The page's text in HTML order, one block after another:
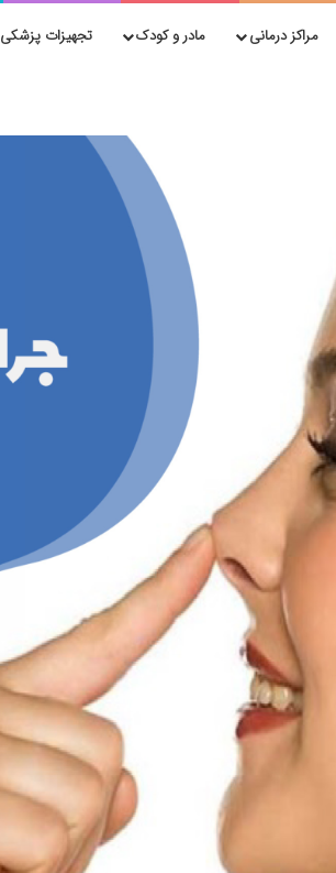
مراکز درمانی مادر و کودک تجهیزات پزشکی